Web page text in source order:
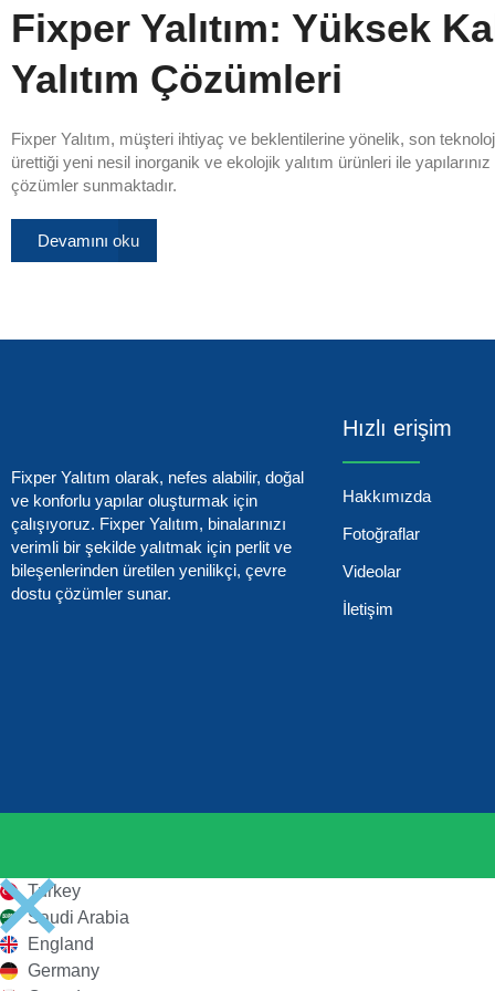
Fixper Yalıtım: Yüksek
Yalıtım Çözümleri
Fixper Yalıtım, müşteri ihtiyaç ve beklentilerine yönelik, son
ürettiği yeni nesil inorganik ve ekolojik yalıtım ürünleri ile
çözümler sunmaktadır.
Devamını oku
Fixper Yalıtım olarak, nefes alabilir, doğal
ve konforlu yapılar oluşturmak için
çalışıyoruz. Fixper Yalıtım, binalarınızı
verimli bir şekilde yalıtmak için perlit ve
bileşenlerinden üretilen yenilikçi, çevre
dostu çözümler sunar.
Hızlı erişim
Hakkımızda
Fotoğraflar
Videolar
İletişim
Turkey
Saudi Arabia
England
Germany